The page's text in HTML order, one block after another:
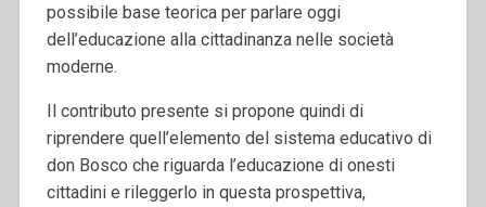
possibile base teorica per parlare oggi
dell’educazione alla cittadinanza nelle società
moderne.
Il contributo presente si propone quindi di
riprendere quell’elemento del sistema educativo di
don Bosco che riguarda l’educazione di onesti
cittadini e rileggerlo in questa prospettiva,